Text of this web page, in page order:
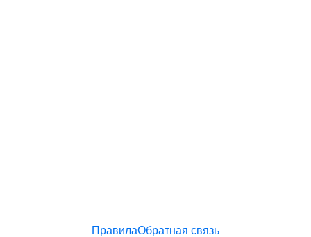
ПравилаОбратная связь